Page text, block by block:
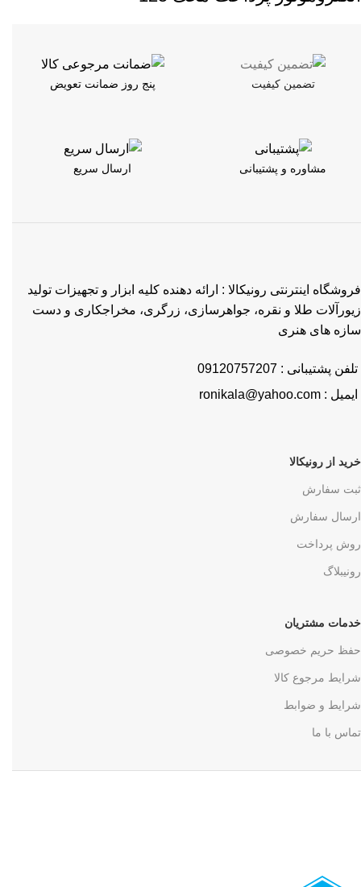
تضمین کیفیت پنج روز ضمانت تعویض
مشاوره و پشتیبانی ارسال سریع
فروشگاه اینترنتی رونیکالا : ارائه دهنده کلیه ابزار و تجهیزات تولید
زیورآلات طلا و نقره، جواهرسازی، زرگری، مخراجکاری و دست
سازه های هنری
تلفن پشتیبانی : 09120757207
ایمیل : ronikala@yahoo.com
خرید از رونیکالا
ثبت سفارش
ارسال سفارش
روش پرداخت
رونیبلاگ
خدمات مشتریان
حفظ حریم خصوصی
شرایط مرجوع کالا
شرایط و ضوابط
تماس با ما